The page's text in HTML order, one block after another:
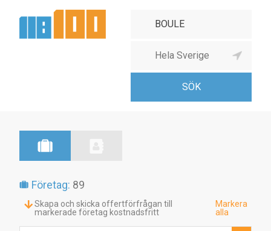
Företag: 89
Skapa och skicka offertförfrågan till
markerade företag kostnadsfritt
Markera
alla